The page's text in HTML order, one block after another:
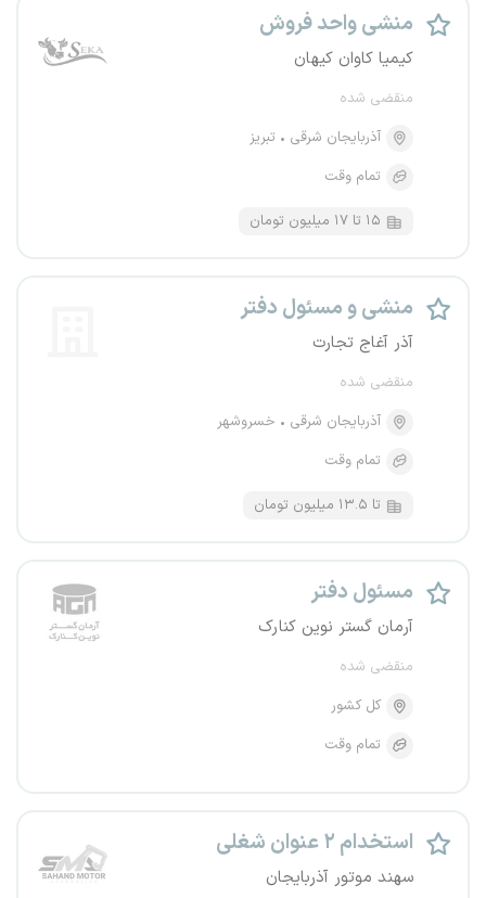
منشی واحد فروش
کیمیا کاوان کیهان
منقضی شده
آذربایجان شرقی
تبریز
تمام وقت
۱۵ تا ۱۷ میلیون تومان
منشی و مسئول دفتر
آذر آغاج تجارت
منقضی شده
آذربایجان شرقی
خسروشهر
تمام وقت
تا ۱۳.۵ میلیون تومان
مسئول دفتر
آرمان گستر نوین کنارک
منقضی شده
کل کشور
تمام وقت
استخدام ۲ عنوان شغلی
سهند موتور آذربایجان